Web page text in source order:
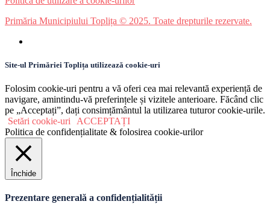
Primăria Municipiului Toplița © 2025. Toate drepturile rezervate.
Site-ul Primăriei Toplița utilizează cookie-uri
Folosim cookie-uri pentru a vă oferi cea mai relevantă experiență de
navigare, amintindu-vă preferințele și vizitele anterioare. Făcând clic
pe „Acceptați”, dați consimțământul la utilizarea tuturor cookie-urile.
Setări cookie-uri
ACCEPTAȚI
Politica de confidențialitate & folosirea cookie-urilor
Închide
Prezentare generală a confidențialității